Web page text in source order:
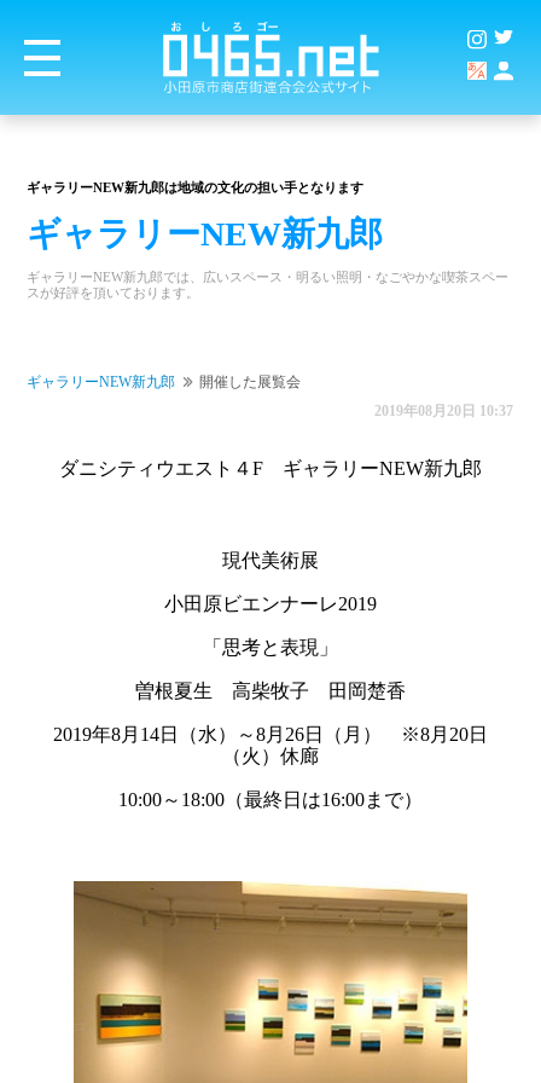
ギャラリーNEW新九郎は地域の文化の担い手となります
ギャラリーNEW新九郎
ギャラリーNEW新九郎では、広いスペース・明るい照明・なごやかな喫茶スペー
スが好評を頂いております。
ギャラリーNEW新九郎
開催した展覧会
2019年08月20日 10:37
ダニシティウエスト４F ギャラリーNEW新九郎
現代美術展
小田原ビエンナーレ2019
「思考と表現」
曽根夏生 高柴牧子 田岡楚香
2019年8月14日（水）～8月26日（月） ※8月20日
（火）休廊
10:00～18:00（最終日は16:00まで）